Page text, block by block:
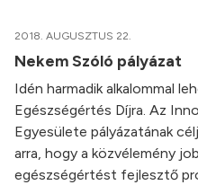
2018. AUGUSZTUS 22.
Nekem Szóló pályázat
Idén harmadik alkalommal
Egészségértés Díjra. Az
Egyesülete pályázatának
arra, hogy a közvélemény
egészségértést fejlesztő